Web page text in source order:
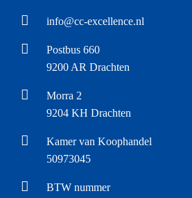
info@cc-excellence.nl
Postbus 660
9200 AR Drachten
Morra 2
9204 KH Drachten
Kamer van Koophandel
50973045
BTW nummer